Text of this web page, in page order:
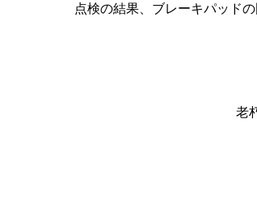
点検の結果、ブレーキパッド
老